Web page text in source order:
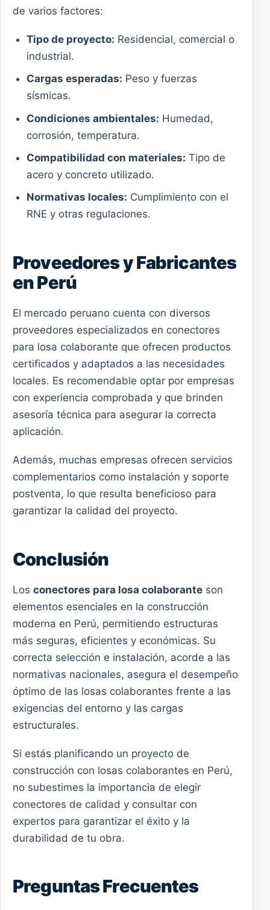
de varios factores:
Tipo de proyecto: Residencial, comercial o
industrial.
Cargas esperadas: Peso y fuerzas
sísmicas.
Condiciones ambientales: Humedad,
corrosión, temperatura.
Compatibilidad con materiales: Tipo de
acero y concreto utilizado.
Normativas locales: Cumplimiento con el
RNE y otras regulaciones.
Proveedores y Fabricantes
en Perú
El mercado peruano cuenta con diversos
proveedores especializados en conectores
para losa colaborante que ofrecen productos
certificados y adaptados a las necesidades
locales. Es recomendable optar por empresas
con experiencia comprobada y que brinden
asesoría técnica para asegurar la correcta
aplicación.
Además, muchas empresas ofrecen servicios
complementarios como instalación y soporte
postventa, lo que resulta beneficioso para
garantizar la calidad del proyecto.
Conclusión
Los conectores para losa colaborante son
elementos esenciales en la construcción
moderna en Perú, permitiendo estructuras
más seguras, eficientes y económicas. Su
correcta selección e instalación, acorde a las
normativas nacionales, asegura el desempeño
óptimo de las losas colaborantes frente a las
exigencias del entorno y las cargas
estructurales.
Si estás planificando un proyecto de
construcción con losas colaborantes en Perú,
no subestimes la importancia de elegir
conectores de calidad y consultar con
expertos para garantizar el éxito y la
durabilidad de tu obra.
Preguntas Frecuentes